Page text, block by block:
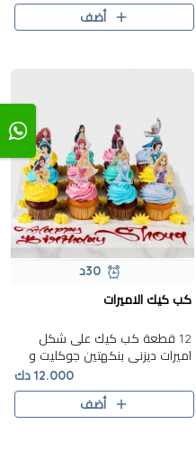
أضف
30د
كب كيك الاميرات
12 قطعة كب كيك على شكل
اميرات ديزنى بنكهتين جوكليت و
12.000 دك
أضف